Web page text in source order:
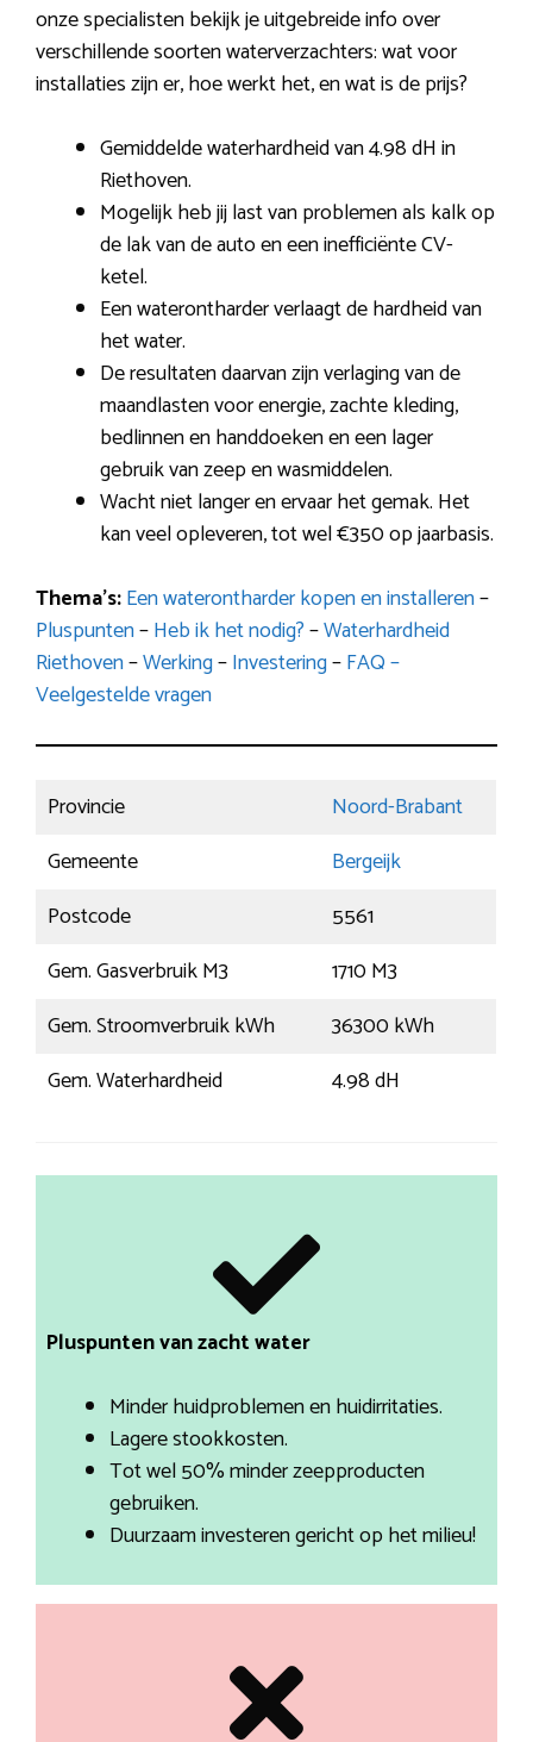
onze specialisten bekijk je uitgebreide info over
verschillende soorten waterverzachters: wat voor
installaties zijn er, hoe werkt het, en wat is de prijs?
Gemiddelde waterhardheid van 4.98 dH in
Riethoven.
Mogelijk heb jij last van problemen als kalk op
de lak van de auto en een inefficiënte CV-
ketel.
Een waterontharder verlaagt de hardheid van
het water.
De resultaten daarvan zijn verlaging van de
maandlasten voor energie, zachte kleding,
bedlinnen en handdoeken en een lager
gebruik van zeep en wasmiddelen.
Wacht niet langer en ervaar het gemak. Het
kan veel opleveren, tot wel €350 op jaarbasis.
Thema’s:Een waterontharder kopen en installeren–
Pluspunten–Heb ik het nodig?–Waterhardheid
Riethoven–Werking–Investering–FAQ –
Veelgestelde vragen
Provincie
Noord-Brabant
Gemeente
Bergeijk
Postcode
5561
Gem. Gasverbruik M3
1710 M3
Gem. Stroomverbruik kWh
36300 kWh
Gem. Waterhardheid
4.98 dH
Pluspunten van zacht water
Minder huidproblemen en huidirritaties.
Lagere stookkosten.
Tot wel 50% minder zeepproducten
gebruiken.
Duurzaam investeren gericht op het milieu!